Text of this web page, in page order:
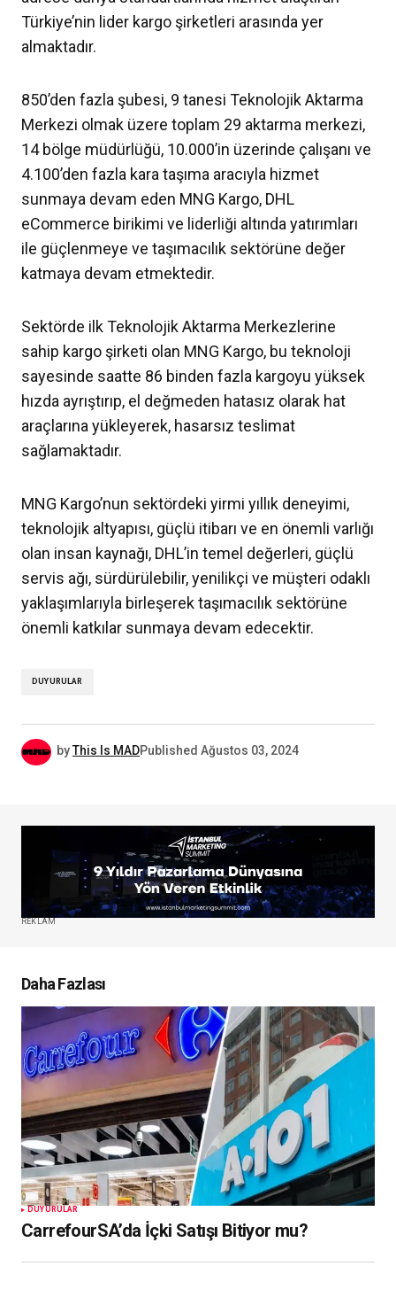
Türkiye’nin lider kargo şirketleri arasında yer
almaktadır.
850’den fazla şubesi, 9 tanesi Teknolojik Aktarma
Merkezi olmak üzere toplam 29 aktarma merkezi,
14 bölge müdürlüğü, 10.000’in üzerinde çalışanı ve
4.100’den fazla kara taşıma aracıyla hizmet
sunmaya devam eden MNG Kargo, DHL
eCommerce birikimi ve liderliği altında yatırımları
ile güçlenmeye ve taşımacılık sektörüne değer
katmaya devam etmektedir.
Sektörde ilk Teknolojik Aktarma Merkezlerine
sahip kargo şirketi olan MNG Kargo, bu teknoloji
sayesinde saatte 86 binden fazla kargoyu yüksek
hızda ayrıştırıp, el değmeden hatasız olarak hat
araçlarına yükleyerek, hasarsız teslimat
sağlamaktadır.
MNG Kargo’nun sektördeki yirmi yıllık deneyimi,
teknolojik altyapısı, güçlü itibarı ve en önemli varlığı
olan insan kaynağı, DHL’in temel değerleri, güçlü
servis ağı, sürdürülebilir, yenilikçi ve müşteri odaklı
yaklaşımlarıyla birleşerek taşımacılık sektörüne
önemli katkılar sunmaya devam edecektir.
DUYURULAR
byThis Is MADPublished Ağustos 03, 2024
REKLAM
Daha Fazlası
DUYURULAR
CarrefourSA’da İçki Satışı Bitiyor mu?